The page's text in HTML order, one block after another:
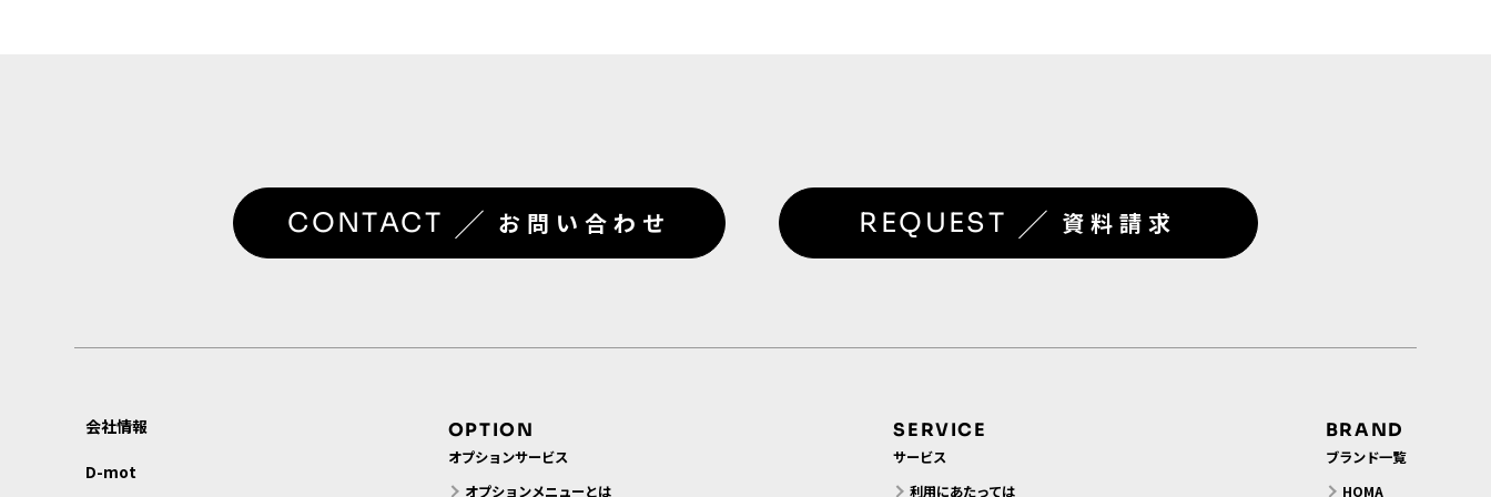
CONTACT ／ お問い合わせ REQUEST ／ 資料請求
会社情報
D-mot
OPTION
オプションサービス
オプションメニューとは
SERVICE
サービス
利用にあたっては
BRAND
ブランド一覧
HOMA